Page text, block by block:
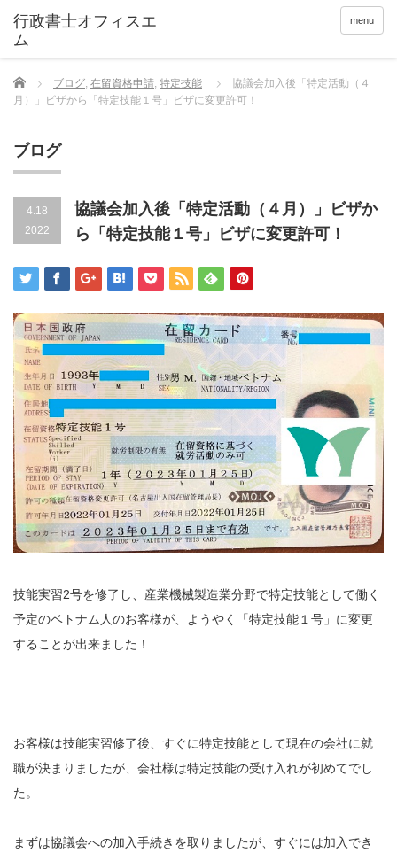
menu
Home ブログ, 在留資格申請, 特定技能
協議会加入後「特定活動（４
月）」ビザから「特定技能１号」ビザに変更許可！
ブログ
4.18
2022
協議会加入後「特定活動（４月）」ビザか
ら「特定技能１号」ビザに変更許可！
技能実習2号を修了し、産業機械製造業分野で特定技能として働く
予定のベトナム人のお客様が、ようやく「特定技能１号」に変更
することが出来ました！
お客様は技能実習修了後、すぐに特定技能として現在の会社に就
職が決まりましたが、会社様は特定技能の受け入れが初めてでし
た。
まずは協議会への加入手続きを取りましたが、すぐには加入でき